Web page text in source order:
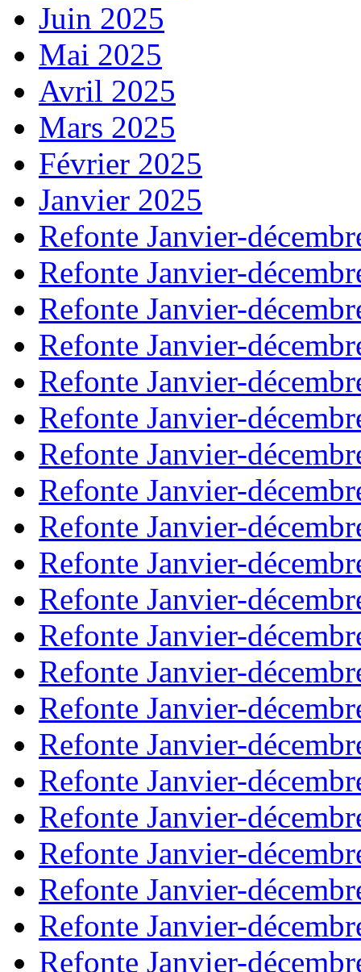
Juin 2025
Mai 2025
Avril 2025
Mars 2025
Février 2025
Janvier 2025
Refonte Janvier-
Refonte Janvier-
Refonte Janvier-
Refonte Janvier-
Refonte Janvier-
Refonte Janvier-
Refonte Janvier-
Refonte Janvier-
Refonte Janvier-
Refonte Janvier-
Refonte Janvier-
Refonte Janvier-
Refonte Janvier-
Refonte Janvier-
Refonte Janvier-
Refonte Janvier-
Refonte Janvier-
Refonte Janvier-
Refonte Janvier-
Refonte Janvier-
Refonte Janvier-